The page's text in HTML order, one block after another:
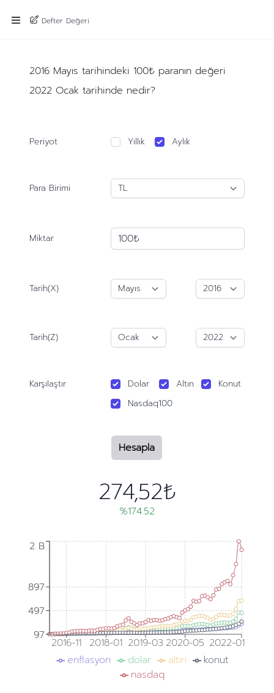
Defter Değeri
2016 Mayıs tarihindeki 100₺ paranın değeri
2022 Ocak tarihinde nedir?
Periyot Yıllık Aylık
Para Birimi
Miktar
Tarih(X)
Tarih(Z)
Karşılaştır Dolar Altın
Konut
Nasdaq100
Hesapla
274,52₺
%174.52
2016-11 2018-01 2019-03 2020-05 2022-01
97
497
897
2 B
97
497
897
2 B
enflasyon dolar altın
konut
nasdaq